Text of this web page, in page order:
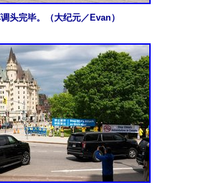
头完毕。（大纪元／Evan）